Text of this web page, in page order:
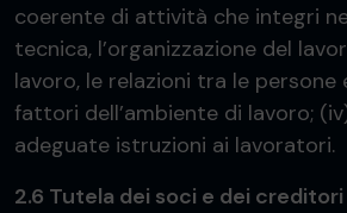
coerente di attività che integri
tecnica, l’organizzazione del
lavoro, le relazioni tra le persone
fattori dell’ambiente di lavoro;
adeguate istruzioni ai lavoratori.
2.6 Tutela dei soci e dei creditori